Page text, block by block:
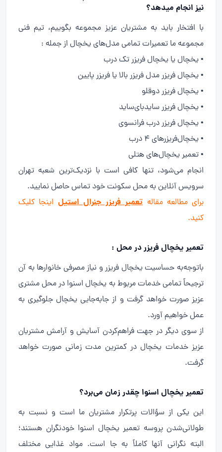
نیز انجام میدهد؟
با افتخار باید به مشتریان عزیز مجموعه بگوییم، تیم فنی
مجموعه ما تعمیرات تمامی مدل‌های یخچال از جمله :
• یخچال یا یخچال فریزر تک درب
• یخچال فریزر مدل فریزر بالا یا فریزر پایین
• یخچال فریزر دوقلو
• یخچال فریزر سایدبای‌ساید
• یخچال فریزر درب فرانسوی
• یخچال‌فریزرهای 4 درب
• تعمیر یخچال‌های هتلی
انجام می‌شود، تنها کافی است با نزدیک‌ترین شعبه تهران
سرویس آنلاین به محل سکونت خود تماس حاصل نمایید.
برای مطالعه مقالهتعمیر فریزر جنرال استیل اینجا کلیک
کنید.
تعمیر یخچال فریزر در محل :
باتوجه‌به حساسیت یخچال فریزر و نیاز مصرفی خانوارها به آن
ترجیحاً تمامی خدمات مربوط به یخچال اسنوا در محل مشتری
عزیز صورت خواهد گرفت و از جابه‌جایی یخچال جلوگیری به
عمل خواهیم آورد.
از سوی دیگر در جهت فراهم‌کردن آسایش و آرامش مشتریان
عزیز خدمات یخچال در کمترین مدت زمانی صورت خواهد
گرفت.
تعمیر یخچال اسنوا چقدر زمان می‌برد؟
این یکی از سؤالات پرتکرار مشتریان ما است و نسبت به
طولانی‌شدن پروسه تعمیر یخچال اسنوا خودنگران هستند؛
البته نگرانی آنها کاملاً به جا است. مواد غذایی مختلف